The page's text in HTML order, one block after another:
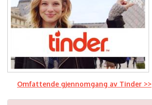
Omfattende gjennomgang av Tinder >>